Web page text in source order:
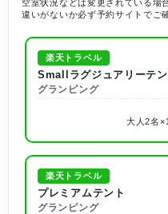
空室状況などは変更されている場
違いがないか必ず予約サイトでご
楽天トラベル
Smallラグジュアリーテン
グランピング
大人2名
楽天トラベル
プレミアムテント
グランピング